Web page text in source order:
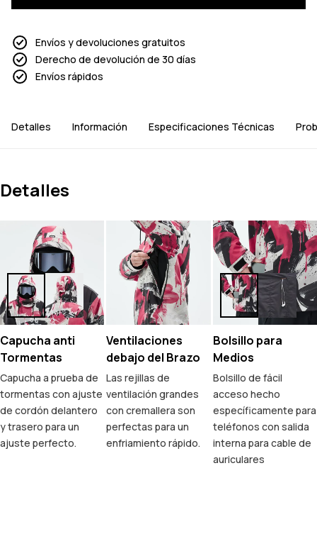
Envíos y devoluciones gratuitos
Derecho de devolución de 30 días
Envíos rápidos
Detalles Información Especificaciones Técnicas
Detalles
Capucha anti
Tormentas
Capucha a prueba de
tormentas con ajuste
de cordón delantero
y trasero para un
ajuste perfecto.
Ventilaciones
debajo del Brazo
Las rejillas de
ventilación grandes
con cremallera son
perfectas para un
enfriamiento rápido.
Bolsillo para
Medios
Bolsillo de fácil
acceso hecho
específicamente para
teléfonos con salida
interna para cable de
auriculares